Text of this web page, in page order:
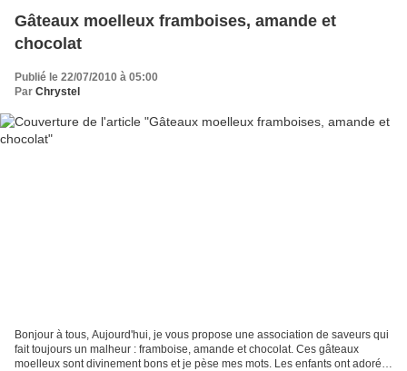
Gâteaux moelleux framboises, amande et
chocolat
Publié le 22/07/2010 à 05:00
Par Chrystel
Bonjour à tous, Aujourd'hui, je vous propose une association de saveurs qui
fait toujours un malheur : framboise, amande et chocolat. Ces gâteaux
moelleux sont divinement bons et je pèse mes mots. Les enfants ont adoré,